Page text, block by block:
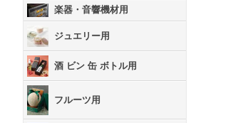
楽器・音響機材用
ジュエリー用
酒 ビン 缶 ボトル用
フルーツ用